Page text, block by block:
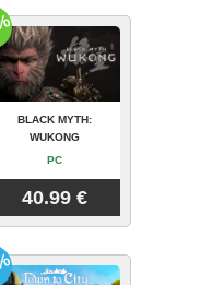
BLACK MYTH:
WUKONG
PC
40.99 €